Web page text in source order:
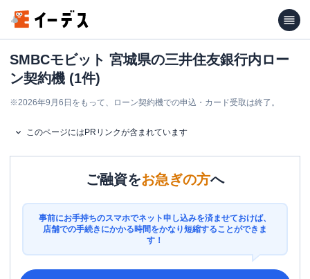
SMBCモビット 宮城県の三井住友銀行内ロー
ン契約機 (1件)
※2026年9月6日をもって、ローン契約機での申込・カード受取は終了。
このページにはPRリンクが含まれています
ご融資をお急ぎの方へ
事前にお手持ちのスマホでネット申し込みを済ませておけば、
店舗での手続きにかかる時間をかなり短縮することができま
す！